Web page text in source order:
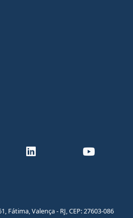
Fátima, Valença - RJ, CEP: 27603-086